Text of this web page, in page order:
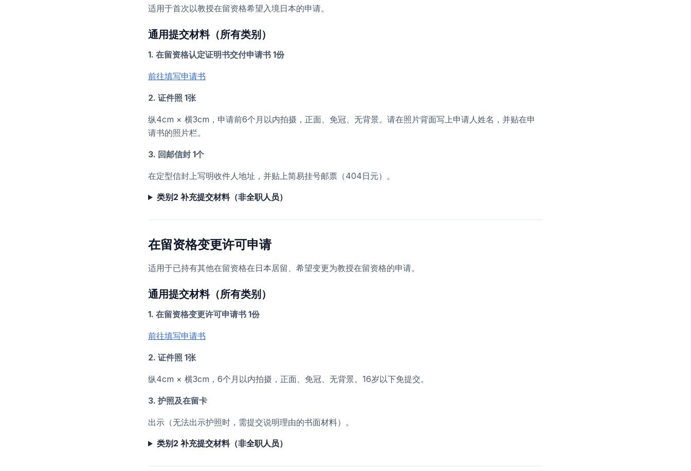
适用于首次以教授在留资格希望入境日本的申请。
通用提交材料（所有类别）
1. 在留资格认定证明书交付申请书 1份
前往填写申请书
2. 证件照 1张
纵4cm × 横3cm，申请前6个月以内拍摄，正面、免冠、无背景。请在照片背面写上申请人姓名，并贴在申
请书的照片栏。
3. 回邮信封 1个
在定型信封上写明收件人地址，并贴上简易挂号邮票（404日元）。
类别2 补充提交材料（非全职人员）
在留资格变更许可申请
适用于已持有其他在留资格在日本居留、希望变更为教授在留资格的申请。
通用提交材料（所有类别）
1. 在留资格变更许可申请书 1份
前往填写申请书
2. 证件照 1张
纵4cm × 横3cm，6个月以内拍摄，正面、免冠、无背景。16岁以下免提交。
3. 护照及在留卡
出示（无法出示护照时，需提交说明理由的书面材料）。
类别2 补充提交材料（非全职人员）